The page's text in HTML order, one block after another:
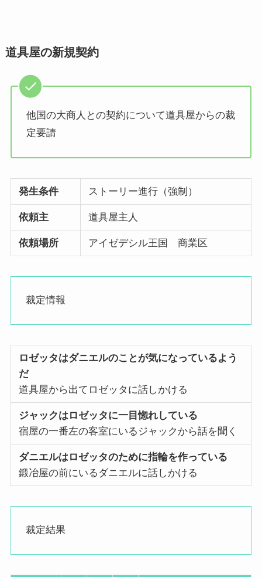
道具屋の新規契約
他国の大商人との契約について道具屋からの裁
定要請
発生条件 ストーリー進行（強制）
依頼主 道具屋主人
依頼場所 アイゼデシル王国 商業区
裁定情報
ロゼッタはダニエルのことが気になっているよう
だ
道具屋から出てロゼッタに話しかける
ジャックはロゼッタに一目惚れしている
宿屋の一番左の客室にいるジャックから話を聞く
ダニエルはロゼッタのために指輪を作っている
鍛冶屋の前にいるダニエルに話しかける
裁定結果